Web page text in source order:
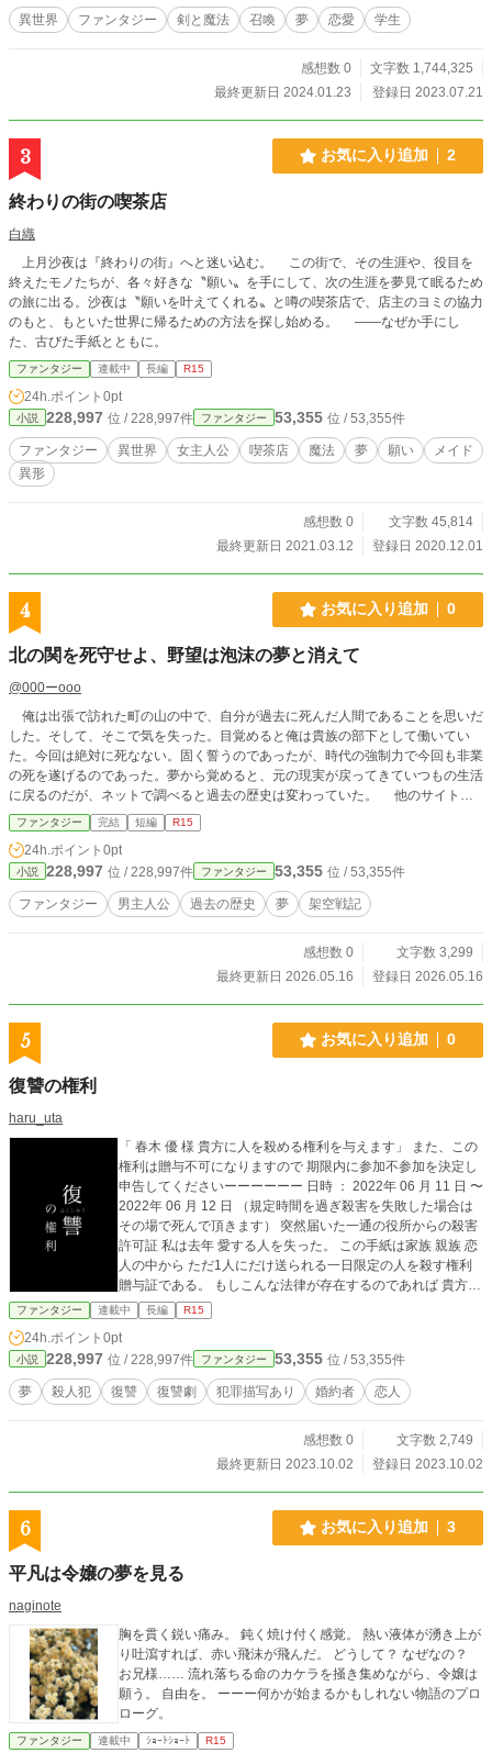
『夢」の向こうにある異世界で活動できる常人よりはるかに高い身体能力を持つ
身体を与えられる。 そしてそこで知り合った美少女と旅をしつつ、昼間は退
書いたのが２０１２年の秋。その時は、一度書き上げた時点で満足して、発表す
る事無く長い間お蔵入りさせました。 それを大幅にリファインし、さらに第
ムでも掲載中。】
異世界 ファンタジー 剣と魔法 召喚 夢 恋愛 学生
感想数 0
文字数 1,744,325
最終更新日 2024.01.23
登録日 2023.07.21
3 お気に入り追加 2
終わりの街の喫茶店
白織
上月沙夜は『終わりの街』へと迷い込む。 この街で、その生涯や、役目を
終えたモノたちが、各々好きな〝願い〟を手にして、次の生涯を夢見て眠るため
の旅に出る。沙夜は〝願いを叶えてくれる〟と噂の喫茶店で、店主のヨミの協力
のもと、もといた世界に帰るための方法を探し始める。 ――なぜか手にし
た、古びた手紙とともに。
ファンタジー 連載中 長編 R15
24h.ポイント 0pt
小説 228,997 位 / 228,997件 ファンタジー 53,355 位 / 53,355件
ファンタジー 異世界 女主人公 喫茶店 魔法 夢 願い
メイド
異形
感想数 0
文字数 45,814
最終更新日 2021.03.12
登録日 2020.12.01
4 お気に入り追加 0
北の関を死守せよ、野望は泡沫の夢と消えて
@000ーooo
俺は出張で訪れた町の山の中で、自分が過去に死んだ人間であることを思いだ
した。そして、そこで気を失った。目覚めると俺は貴族の部下として働いてい
た。今回は絶対に死なない。固く誓うのであったが、時代の強制力で今回も非業
の死を遂げるのであった。夢から覚めると、元の現実が戻ってきていつもの生活
に戻るのだが、ネットで調べると過去の歴史は変わっていた。 他のサイトで
短編を募集していたので、半日ほどして書いた短編を応募したのですが、こちら
のサイトにも投稿します。
ファンタジー 完結 短編 R15
24h.ポイント 0pt
小説 228,997 位 / 228,997件 ファンタジー 53,355 位 / 53,355件
ファンタジー 男主人公 過去の歴史 夢 架空戦記
感想数 0
文字数 3,299
最終更新日 2026.05.16
登録日 2026.05.16
5 お気に入り追加 0
復讐の権利
haru_uta
「 春木 優 様 貴方に人を殺める権利を与えます」 また、この
権利は贈与不可になりますので 期限内に参加不参加を決定し
申告してくださいーーーーーー 日時 ： 2022年 06 月 11 日 〜
2022年 06 月 12 日 （規定時間を過ぎ殺害を失敗した場合は
その場で死んで頂きます） 突然届いた一通の役所からの殺害
許可証 私は去年 愛する人を失った。 この手紙は家族 親族 恋
人の中から ただ1人にだけ送られる一日限定の人を殺す権利
贈与証である。 もしこんな法律が存在するのであれば 貴方は
参加しますか？
ファンタジー 連載中 長編 R15
24h.ポイント 0pt
小説 228,997 位 / 228,997件 ファンタジー 53,355 位 / 53,355件
夢 殺人犯 復讐 復讐劇 犯罪描写あり 婚約者 恋人
感想数 0
文字数 2,749
最終更新日 2023.10.02
登録日 2023.10.02
6 お気に入り追加 3
平凡は令嬢の夢を見る
naginote
胸を貫く鋭い痛み。 鈍く焼け付く感覚。 熱い液体が湧き上が
り吐瀉すれば、赤い飛沫が飛んだ。 どうして？ なぜなの？
お兄様…… 流れ落ちる命のカケラを掻き集めながら、令嬢は
願う。 自由を。 ーーー何かが始まるかもしれない物語のプロ
ローグ。
ファンタジー 連載中 ｼｮｰﾄｼｮｰﾄ R15